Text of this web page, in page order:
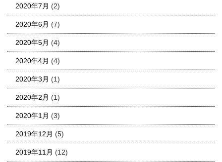
2020年7月 (2)
2020年6月 (7)
2020年5月 (4)
2020年4月 (4)
2020年3月 (1)
2020年2月 (1)
2020年1月 (3)
2019年12月 (5)
2019年11月 (12)